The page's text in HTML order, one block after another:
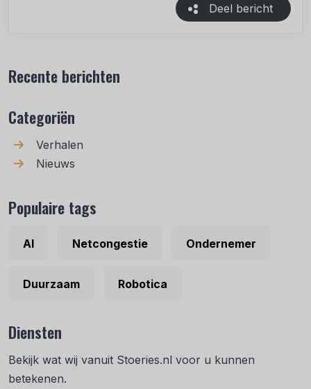
Deel bericht
Recente berichten
Categoriën
Verhalen
Nieuws
Populaire tags
AI Netcongestie Ondernemer
Duurzaam Robotica
Diensten
Bekijk wat wij vanuit Stoeries.nl voor u kunnen
betekenen.